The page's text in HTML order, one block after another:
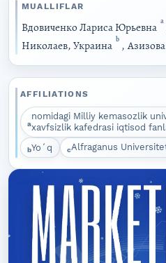
MUALLIFLAR
Вдовиченко Лариса Юрьевна a
Николаев, Украина b ,
AFFILIATIONS
a
nomidagi Milliy kemasozlik
xavfsizlik kafedrasi iqtisod
bYoʻq cAlfraganus